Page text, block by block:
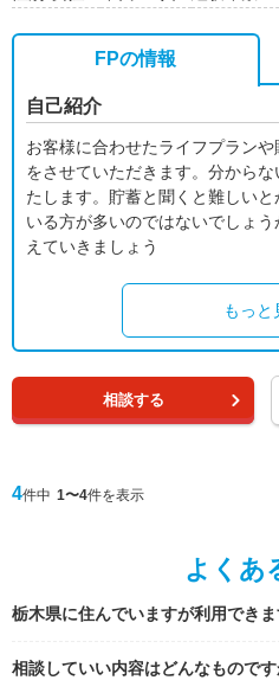
FPの情報
自己紹介
お客様に合わせたライフプラン
をさせていただきます。分から
たします。貯蓄と聞くと難しい
いる方が多いのではないでしょ
えていきましょう
もっと
相談する
4件中 1〜4件を表示
よくあ
栃木県に住んでいますが利用できま
相談していい内容はどんなものです